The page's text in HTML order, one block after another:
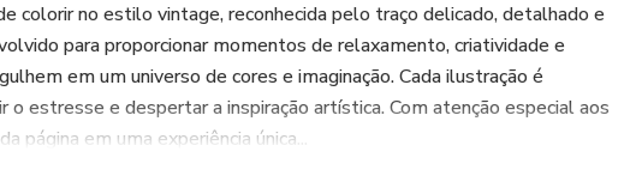
colorir no estilo vintage, reconhecida pelo traço delicado, detalhado e
para proporcionar momentos de relaxamento, criatividade e
em um universo de cores e imaginação. Cada ilustração é
o estresse e despertar a inspiração artística. Com atenção especial aos
em uma experiência única...